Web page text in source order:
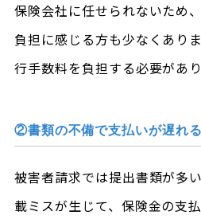
保険会社に任せられないため
負担に感じる方も少なくあり
行手数料を負担する必要があり
②書類の不備で支払いが遅れ
被害者請求では提出書類が多
載ミスが生じて、保険金の支